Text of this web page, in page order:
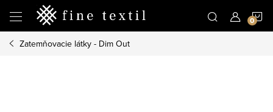
obsah
Zatemňovacie látky - Dim Out